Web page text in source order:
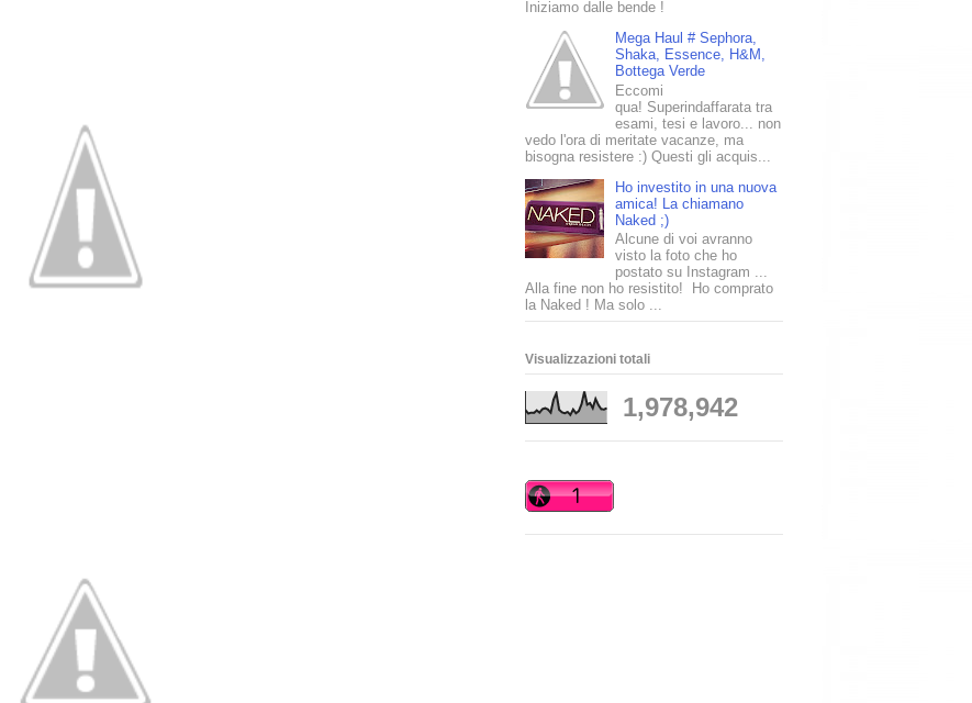
Iniziamo dalle bende !
Mega Haul # Sephora,
Shaka, Essence, H&M,
Bottega Verde
Eccomi
qua! Superindaffarata tra
esami, tesi e lavoro... non
vedo l'ora di meritate vacanze, ma
bisogna resistere :) Questi gli acquis...
Ho investito in una nuova
amica! La chiamano
Naked ;)
Alcune di voi avranno
visto la foto che ho
postato su Instagram ...
Alla fine non ho resistito! Ho comprato
la Naked ! Ma solo ...
Visualizzazioni totali
1,978,942